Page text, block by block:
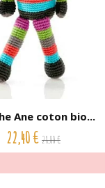
Ane coton bio...
22,40 € 28,00 €